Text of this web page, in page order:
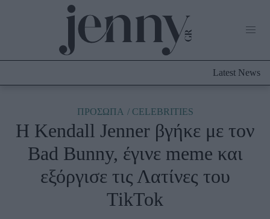
Culture
Fashion
Shopping
Styling Tips
Fashion News
Latest News
ΠΡΟΣΩΠΑ CELEBRITIES
H Kendall Jenner βγήκε με τον
Bad Bunny, έγινε meme και
εξόργισε τις Λατίνες του
TikTok